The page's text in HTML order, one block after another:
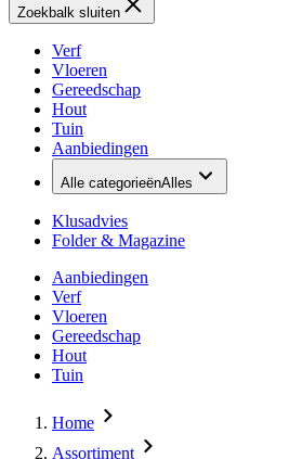
Zoekbalk sluiten
Verf
Vloeren
Gereedschap
Hout
Tuin
Aanbiedingen
Alle categorieënAlles
Klusadvies
Folder & Magazine
Aanbiedingen
Verf
Vloeren
Gereedschap
Hout
Tuin
Home
Assortiment